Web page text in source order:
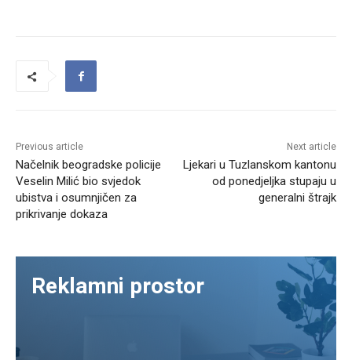
Previous article
Načelnik beogradske policije
Veselin Milić bio svjedok
ubistva i osumnjičen za
prikrivanje dokaza
Next article
Ljekari u Tuzlanskom kantonu
od ponedjeljka stupaju u
generalni štrajk
Reklamni prostor